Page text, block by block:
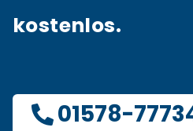
kostenlos.
01578-